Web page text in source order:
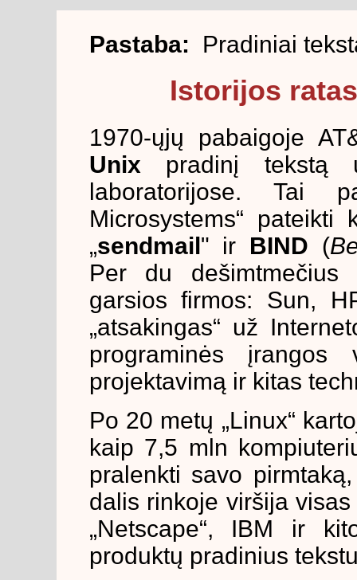
Pastaba: Pradiniai
Istorijos
1970-ųjų pabaigoje
Unix pradinį tekstą
laboratorijose. Tai
Microsystems“ pateikti
„sendmail " ir BIND (
Per du dešimtmečius
garsios firmos: Sun,
„atsakingas“ už
programinės įrangos
projektavimą ir kitas
Po 20 metų „Linux“
kaip 7,5 mln
pralenkti savo
dalis rinkoje viršija
„Netscape“, IBM ir
produktų pradinius